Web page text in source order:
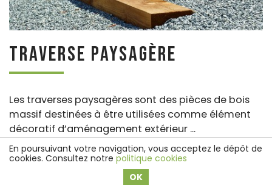
Traverse paysagère
Les traverses paysagères sont des pièces de bois
massif destinées à être utilisées comme élément
décoratif d’aménagement extérieur ...
En poursuivant votre navigation, vous acceptez le dépôt de
cookies. Consultez notre politique cookies
OK